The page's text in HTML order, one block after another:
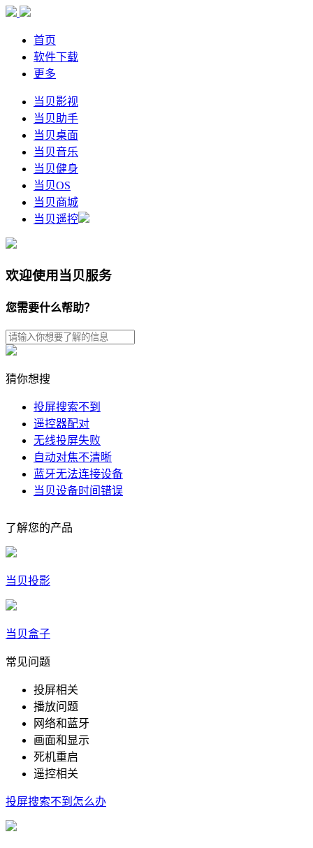
首页
软件下载
更多
当贝影视
当贝助手
当贝桌面
当贝音乐
当贝健身
当贝OS
当贝商城
当贝遥控
欢迎使用当贝服务
您需要什么帮助？
猜你想搜
投屏搜索不到
遥控器配对
无线投屏失败
自动对焦不清晰
蓝牙无法连接设备
当贝设备时间错误
了解您的产品
当贝投影
当贝盒子
常见问题
投屏相关
播放问题
网络和蓝牙
画面和显示
死机重启
遥控相关
投屏搜索不到怎么办